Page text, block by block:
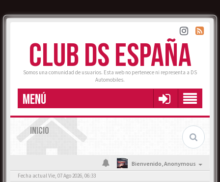
CLUB DS ESPAÑA
Somos una comunidad de usuarios. Esta web no pertenece ni representa a DS
Automobiles.
MENÚ
INICIO
Bienvenido,Anonymous
Fecha actual Vie, 07 Ago 2026, 06:33